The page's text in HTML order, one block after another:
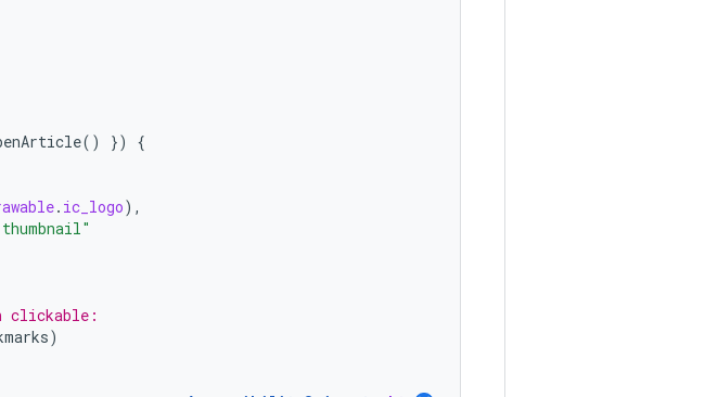
() })
{
. ic_logo),
clickable:
)